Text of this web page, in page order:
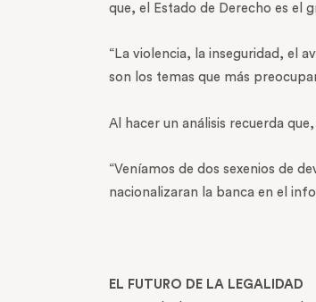
que, el Estado de Derecho es el
“La violencia, la inseguridad, el
son los temas que más
Al hacer un análisis recuerda
“Veníamos de dos sexenios de
nacionalizaran la banca en el
EL FUTURO DE LA LEGALIDAD